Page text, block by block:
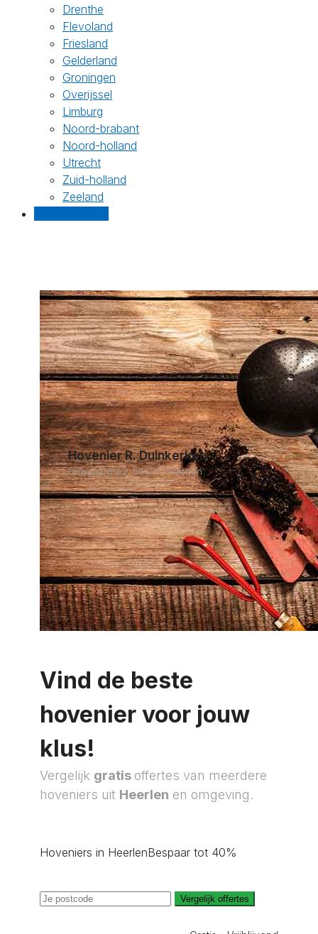
Drenthe
Flevoland
Friesland
Gelderland
Groningen
Overijssel
Limburg
Noord-brabant
Noord-holland
Utrecht
Zuid-holland
Zeeland
Hovenier R. Duinkerken
Dillegaard 62, 6417HJ Heerlen
Vind de beste
hovenier voor jouw
klus!
Vergelijk gratis offertes van meerdere
hoveniers uit Heerlen en omgeving.
Hoveniers in HeerlenBespaar tot 40%
Vergelijk offertes